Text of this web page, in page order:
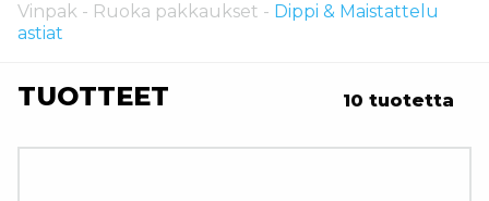
Vinpak - Ruoka pakkaukset - Dippi & Maistattelu
astiat
TUOTTEET 10 tuotetta